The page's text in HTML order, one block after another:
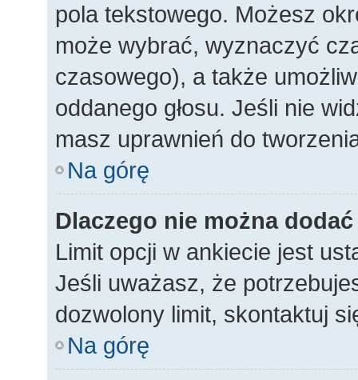
pola tekstowego. Możesz
może wybrać, wyznaczyć
czasowego), a także
oddanego głosu. Jeśli nie
masz uprawnień do
Na górę
Dlaczego nie można
Limit opcji w ankiecie jest
Jeśli uważasz, że
dozwolony limit, skontaktuj
Na górę